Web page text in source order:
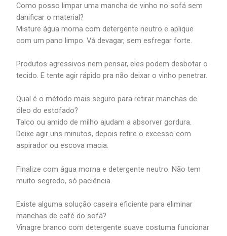
Como posso limpar uma mancha de vinho no sofá sem
danificar o material?
Misture água morna com detergente neutro e aplique
com um pano limpo. Vá devagar, sem esfregar forte.
Produtos agressivos nem pensar, eles podem desbotar o
tecido. E tente agir rápido pra não deixar o vinho penetrar.
Qual é o método mais seguro para retirar manchas de
óleo do estofado?
Talco ou amido de milho ajudam a absorver gordura.
Deixe agir uns minutos, depois retire o excesso com
aspirador ou escova macia.
Finalize com água morna e detergente neutro. Não tem
muito segredo, só paciência.
Existe alguma solução caseira eficiente para eliminar
manchas de café do sofá?
Vinagre branco com detergente suave costuma funcionar